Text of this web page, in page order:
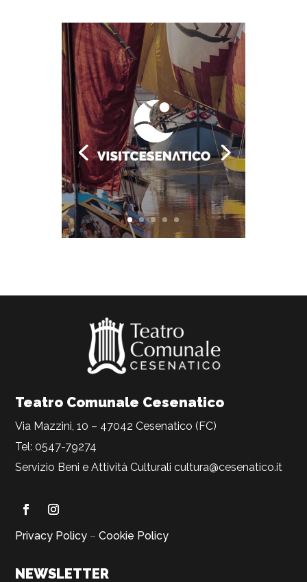
Teatro Comunale Cesenatico
Via Mazzini, 10 – 47042 Cesenatico (FC)
Tel: 0547-79274
Servizio Beni e Attività Culturalicultura@cesenatico.it
Privacy Policy –Cookie Policy
NEWSLETTER